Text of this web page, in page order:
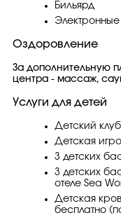
Бильярд
Оздоровление
За дополнительную
центра - массаж,
Услуги для детей
Детский клуб
Детская
3 детских
3 детских
отеле Sea
Детская
бесплатно